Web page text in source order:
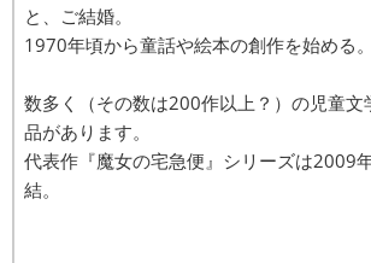
と、ご結婚。
1970年頃から童話や絵本の創作を始める。
数多く（その数は200作以上？）の児童文
品があります。
代表作『魔女の宅急便』シリーズは2009
結。